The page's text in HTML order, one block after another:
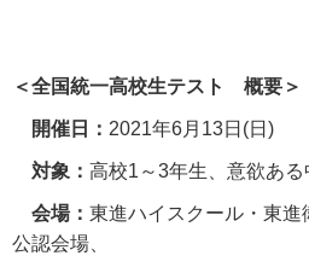
＜全国統一高校生テスト 概要＞
開催日： 2021年6月 13日 (日 )
対象： 高校1 ～3年生、意欲ある
会場： 東進ハイスクール・東
公認会場、